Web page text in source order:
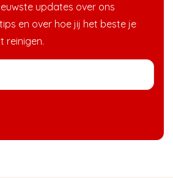
updates over ons
en over hoe jij het beste je
reinigen.